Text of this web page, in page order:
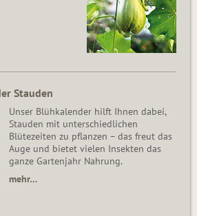
Stauden
Unser Blühkalender hilft Ihnen dabei,
Stauden mit unterschiedlichen
Blütezeiten zu pflanzen – das freut das
Auge und bietet vielen Insekten das
ganze Gartenjahr Nahrung.
mehr…